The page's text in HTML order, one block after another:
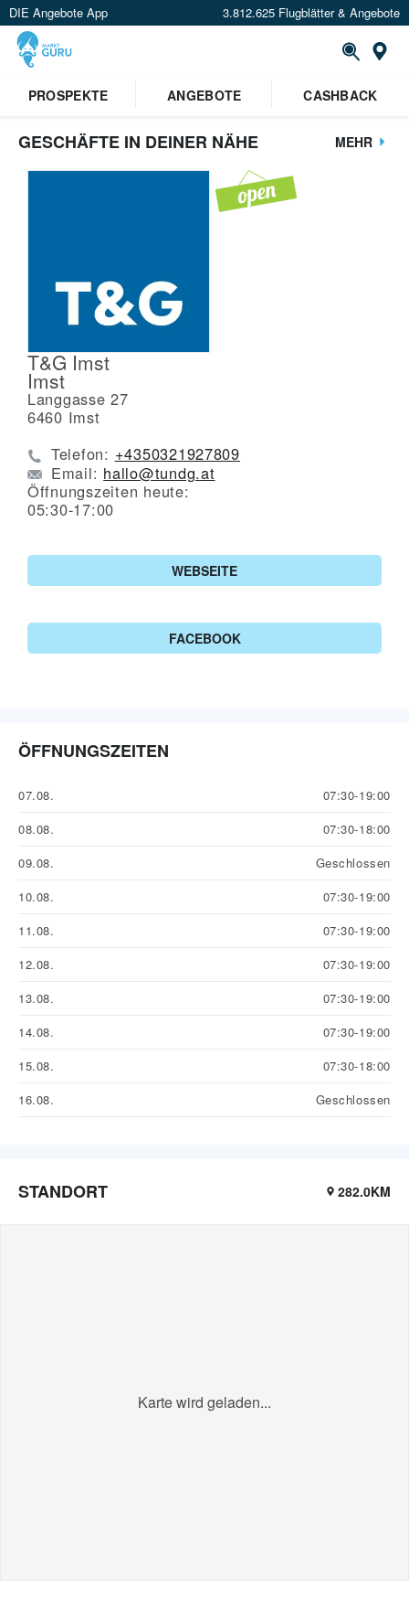
DIE Angebote App 3.812.625 Flugblätter & Angebote
PROSPEKTE
ANGEBOTE CASHBACK
GESCHÄFTE IN DEINER NÄHE MEHR
T&G Imst
Imst
Langgasse 27
6460 Imst
Telefon: +4350321927809
Email: hallo@tundg.at
Öffnungszeiten heute:
05:30-17:00
WEBSEITE
FACEBOOK
ÖFFNUNGSZEITEN
07.08.
07:30-19:00
08.08.
07:30-18:00
09.08.
Geschlossen
10.08.
07:30-19:00
11.08.
07:30-19:00
12.08.
07:30-19:00
13.08.
07:30-19:00
14.08.
07:30-19:00
15.08.
07:30-18:00
16.08.
Geschlossen
STANDORT 282.0KM
Karte wird geladen...